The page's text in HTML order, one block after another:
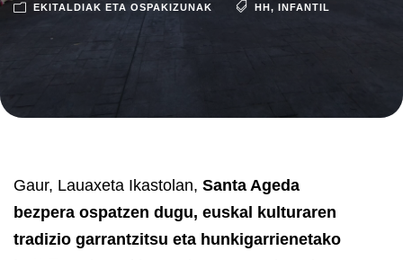
EKITALDIAK ETA OSPAKIZUNAK HH, INFANTIL
Gaur, Lauaxeta Ikastolan, Santa Ageda
bezpera ospatzen dugu, euskal kulturaren
tradizio garrantzitsu eta hunkigarrienetako